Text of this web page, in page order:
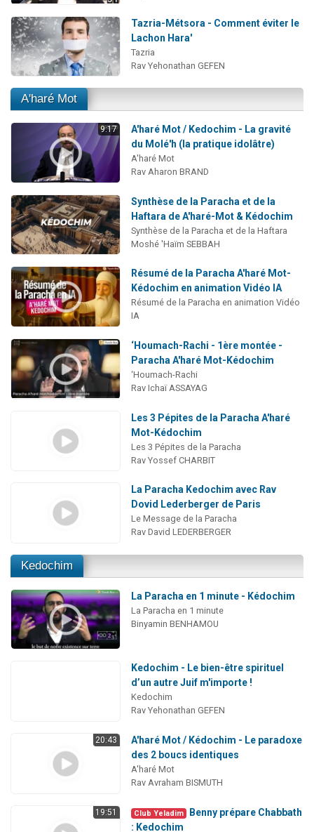
Tazria-Métsora - Comment éviter le
Lachon Hara'
Tazria
Rav Yehonathan GEFEN
A'haré Mot
9:17
A'haré Mot / Kedochim - La gravité
du Molé'h (la pratique idolâtre)
A'haré Mot
Rav Aharon BRAND
Synthèse de la Paracha et de la
Haftara de A'haré-Mot & Kédochim
Synthèse de la Paracha et de la Haftara
Moshé 'Haïm SEBBAH
Résumé de la Paracha A'haré Mot-
Kédochim en animation Vidéo IA
Résumé de la Paracha en animation Vidéo
IA
‘Houmach-Rachi - 1ère montée -
Paracha A'haré Mot-Kédochim
‘Houmach-Rachi
Rav Ichaï ASSAYAG
Les 3 Pépites de la Paracha A'haré
Mot-Kédochim
Les 3 Pépites de la Paracha
Rav Yossef CHARBIT
La Paracha Kedochim avec Rav
Dovid Lederberger de Paris
Le Message de la Paracha
Rav David LEDERBERGER
Kedochim
La Paracha en 1 minute - Kédochim
La Paracha en 1 minute
Binyamin BENHAMOU
Kedochim - Le bien-être spirituel
d’un autre Juif m'importe !
Kedochim
Rav Yehonathan GEFEN
20:43
A'haré Mot / Kédochim - Le paradoxe
des 2 boucs identiques
A'haré Mot
Rav Avraham BISMUTH
19:51 Club Yeladim
Benny prépare Chabbath
: Kedochim